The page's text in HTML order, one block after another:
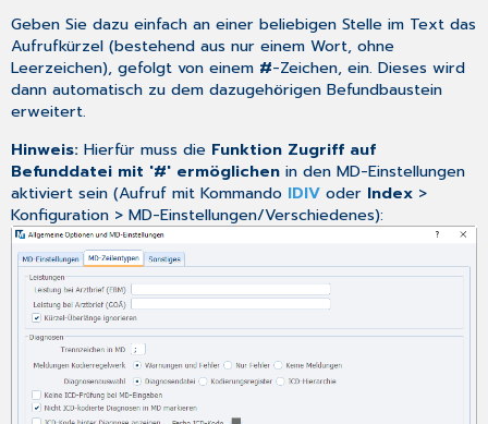
Geben Sie dazu einfach an einer beliebigen Stelle im Text das
Aufrufkürzel (bestehend aus nur einem Wort, ohne
Leerzeichen), gefolgt von einem #-Zeichen, ein. Dieses wird
dann automatisch zu dem dazugehörigen Befundbaustein
erweitert.
Hinweis:Hierfür muss die Funktion Zugriff auf
Befunddatei mit '#' ermöglichen in den MD-Einstellungen
aktiviert sein (Aufruf mit Kommando IDIV oder Index >
Konfiguration >MD-Einstellungen/Verschiedenes):